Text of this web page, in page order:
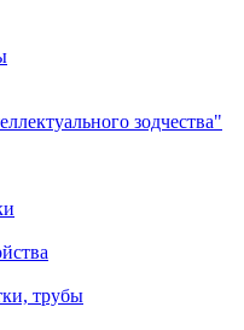
зодчества"
трубы